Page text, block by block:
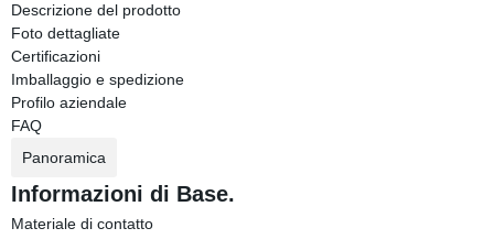
Descrizione del prodotto
Foto dettagliate
Certificazioni
Imballaggio e spedizione
Profilo aziendale
FAQ
Panoramica
Informazioni di Base.
Materiale di contatto